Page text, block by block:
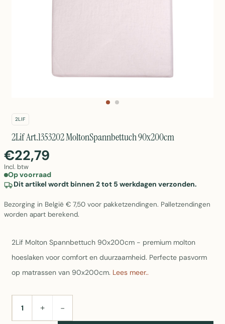
2LIF
2Lif Art.1353202 MoltonSpannbettuch 90x200cm
€22,79
Incl. btw
Op voorraad
Dit artikel wordt binnen 2 tot 5 werkdagen verzonden.
Bezorging in België € 7,50 voor pakketzendingen. Palletzendingen
worden apart berekend.
2Lif Molton Spannbettuch 90x200cm - premium molton
hoeslaken voor comfort en duurzaamheid. Perfecte pasvorm
op matrassen van 90x200cm. Lees meer..
AANTAL+ −